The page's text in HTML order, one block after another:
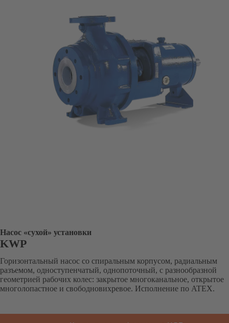
Насос «сухой» установки
KWP
Горизонтальный насос со спиральным корпусом, радиальным
разъемом, одноступенчатый, однопоточный, с разнообразной
геометрией рабочих колес: закрытое многоканальное, открытое
многолопастное и свободновихревое. Исполнение по ATEX.